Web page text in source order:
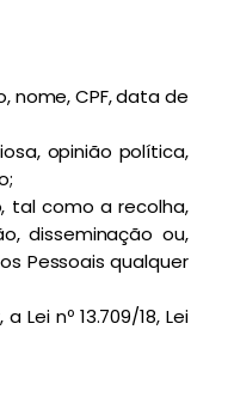
nome, CPF, data de
opinião política,
tal como a recolha,
disseminação ou,
Pessoais qualquer
nº 13.709/18, Lei